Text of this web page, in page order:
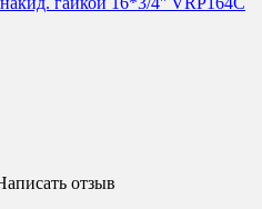
отзыв